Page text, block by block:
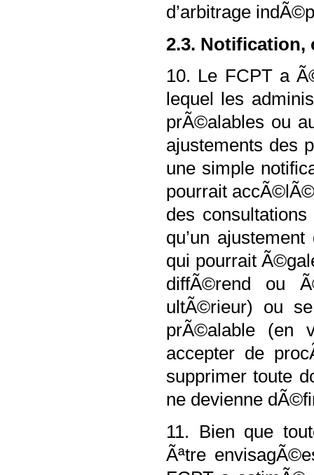
d’arbitrage
2.3.
10. Le FCPT a
lequel les
prÃ©alables ou
ajustements des
une simple
pourrait
des
qu’un
qui pourrait
diffÃ©rend ou
ultÃ©rieur) ou
prÃ©alable (en
accepter de
supprimer toute
ne devienne
11. Bien que
Ãªtre